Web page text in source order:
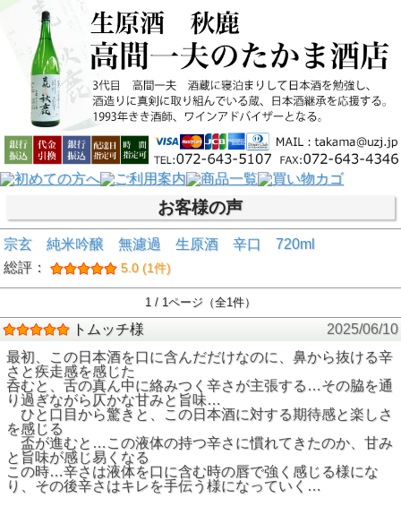
お客様の声
宗玄 純米吟醸 無濾過 生原酒 辛口 720ml
総評：
5.0 (1件)
1 / 1ページ（全1件）
トムッチ様
2025/06/10
最初、この日本酒を口に含んだだけなのに、鼻から抜ける辛
さと疾走感を感じた
呑むと、舌の真ん中に絡みつく辛さが主張する…その脇を通
り過ぎながら仄かな甘みと旨味…
ひと口目から驚きと、この日本酒に対する期待感と楽しさ
を感じる
盃が進むと…この液体の持つ辛さに慣れてきたのか、甘み
と旨味が感じ易くなる
この時…辛さは液体を口に含む時の唇で強く感じる様にな
り、その後辛さはキレを手伝う様になっていく…